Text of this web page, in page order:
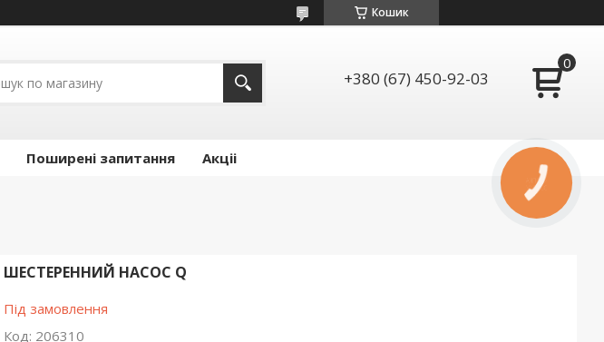
Кошик
+380 (67) 450-92-03
Поширені запитання Акціі
ШЕСТЕРЕННИЙ НАСОС Q
Під замовлення
Код: 206310
КНОПКА
ЗВ'ЯЗКУ